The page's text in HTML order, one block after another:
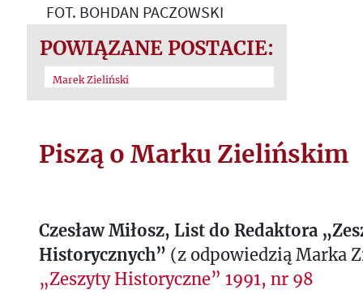
FOT. BOHDAN PACZOWSKI
POWIĄZANE POSTACIE:
Marek Zieliński
Piszą o Marku Zielińskim
Czesław Miłosz, List do Redaktora
Historycznych” (z odpowiedzią Marka
„Zeszyty Historyczne” 1991, nr 98